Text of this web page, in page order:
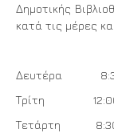
Δημοτικής
κατά τις μέρες
Δευτέρα
Τρίτη 12:00-
Τετάρτη